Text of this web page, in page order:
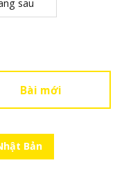
sau
Bài mới
Bản